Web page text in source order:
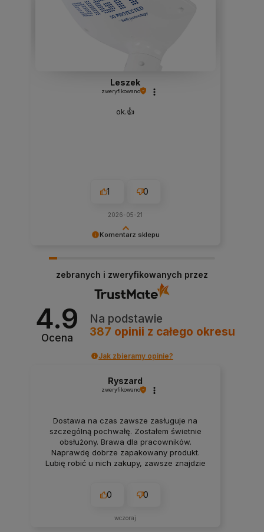
Komentarz sklepu
dla Ciebie satysfakcjonujące. Twoja opinia
motywuje nas do dalszej pracy i ciągłego
poprawiania naszych usług. Zapraszamy
ponownie!
Leszek
zweryfikowano
ok.👍️
1 0
2026-05-21
zebranych i zweryfikowanych przez
4.9
Ocena
Na podstawie
387 opinii z całego okresu
Jak zbieramy opinie?
Ryszard
zweryfikowano
Dostawa na czas zawsze zasługuje na
szczególną pochwałę. Zostałem świetnie
obsłużony. Brawa dla pracowników.
Naprawdę dobrze zapakowany produkt.
Lubię robić u nich zakupy, zawsze znajdzie
0 0
wczoraj